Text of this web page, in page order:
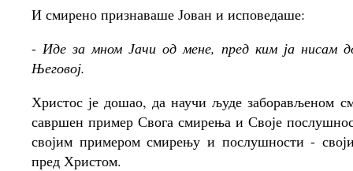
И смирено признаваше Јован и исповедаше:
- Иде за мном Јачи од мене, пред ким ја нисам
Његовој.
Христос је дошао, да научи људе заборављеном
савршен пример Свога смирења и Своје
својим примером смирењу и послушности -
пред Христом.